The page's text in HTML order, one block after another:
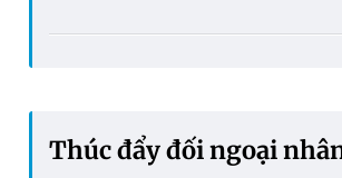
Thúc đẩy đối ngoại